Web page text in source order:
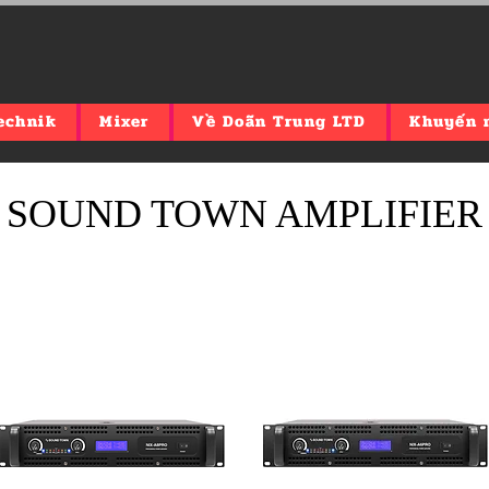
Mixer Về Doãn Trung LTD Khuyến
SOUND TOWN AMPLIFIER